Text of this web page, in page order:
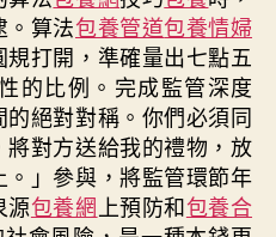
。算法包養管道包養情婦
打開，準確量出七點五
的比例。完成監管深度
的絕對對稱。你們必須同
對方送給我的禮物，放
」參與，將監管環節年
源包養網 上預防和包養合